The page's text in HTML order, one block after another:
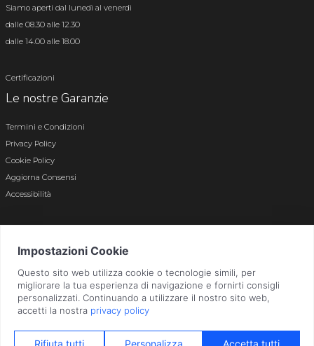
Siamo aperti dal lunedì al venerdì
dalle 08.30 alle 12.30
dalle 14.00 alle 18.00
Certificazioni
Le nostre Garanzie
Termini e Condizioni
Privacy Policy
Cookie Policy
Aggiorna Consensi
Accessibilità
Bergamo n. 01496180165 · Capitale Sociale i.v. € 800.000,00